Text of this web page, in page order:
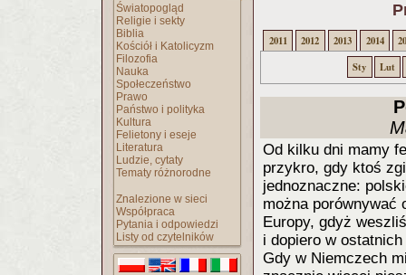
Światopogląd
Religie i sekty
Biblia
Kościół i Katolicyzm
Filozofia
Nauka
Społeczeństwo
Prawo
Państwo i polityka
Kultura
Felietony i eseje
Literatura
Ludzie, cytaty
Tematy różnorodne
Znalezione w sieci
Współpraca
Pytania i odpowiedzi
Listy od czytelników
2011 2012 2013 2014
Sty
Lut
Od kilku dni mamy
przykro, gdy ktoś
jednoznaczne:
można porównywać
Europy, gdyż
i dopiero w
Gdy w Niemczech